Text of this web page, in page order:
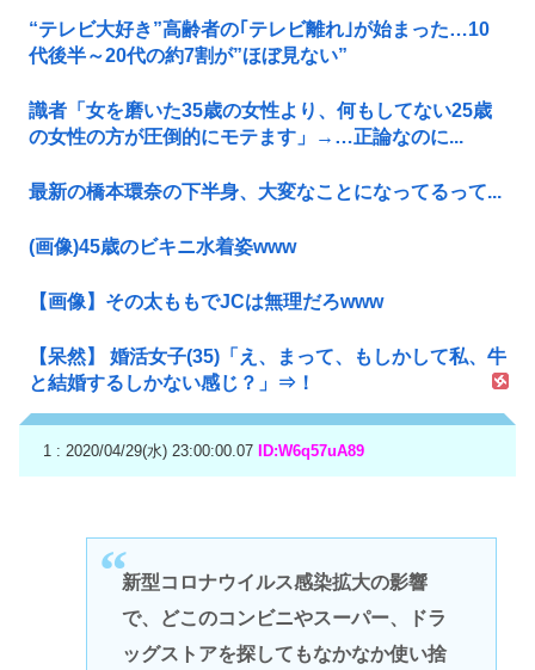
“テレビ大好き”高齢者の｢テレビ離れ｣が始まった…10
代後半～20代の約7割が”ほぼ見ない”
識者「女を磨いた35歳の女性より、何もしてない25歳
の女性の方が圧倒的にモテます」→…正論なのに...
最新の橋本環奈の下半身、大変なことになってるって...
(画像)45歳のビキニ水着姿www
【画像】その太ももでJCは無理だろwww
【呆然】 婚活女子(35)「え、まって、もしかして私、牛
と結婚するしかない感じ？」⇒！
1 : 2020/04/29(水) 23:00:00.07 ID:W6q57uA89
新型コロナウイルス感染拡大の影響
で、どこのコンビニやスーパー、ドラ
ッグストアを探してもなかなか使い捨